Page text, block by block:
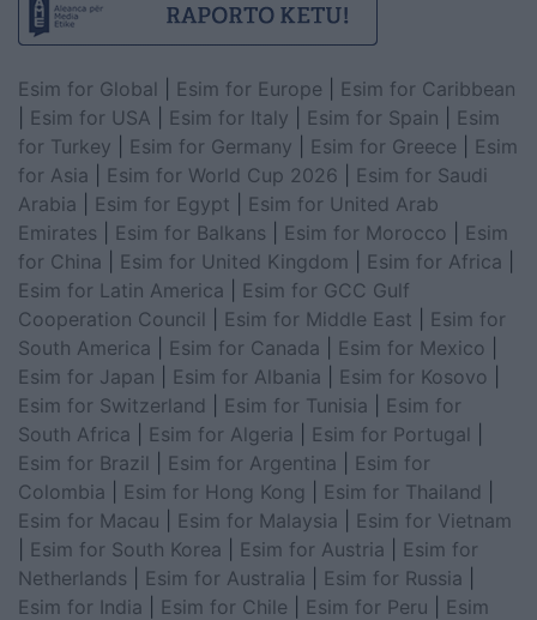
Esim for Global Esim for Europe
Esim for Caribbean
Esim for USA Esim for Italy Esim for Spain
Esim
for Turkey
Esim for Germany Esim for Greece
Esim
for Asia
Esim for World Cup 2026
Esim for Saudi
Arabia
Esim for Egypt
Esim for United Arab
Emirates
Esim for Balkans Esim for Morocco
Esim
for China
Esim for United Kingdom Esim for Africa
Esim for Latin America
Esim for GCC Gulf
Cooperation Council
Esim for Middle East
Esim for
South America
Esim for Canada Esim for Mexico
Esim for Japan
Esim for Albania Esim for Kosovo
Esim for Switzerland
Esim for Tunisia
Esim for
South Africa
Esim for Algeria Esim for Portugal
Esim for Brazil
Esim for Argentina
Esim for
Colombia
Esim for Hong Kong Esim for Thailand
Esim for Macau
Esim for Malaysia
Esim for Vietnam
Esim for South Korea Esim for Austria
Esim for
Netherlands
Esim for Australia Esim for Russia
Esim for India
Esim for Chile Esim for Peru
Esim